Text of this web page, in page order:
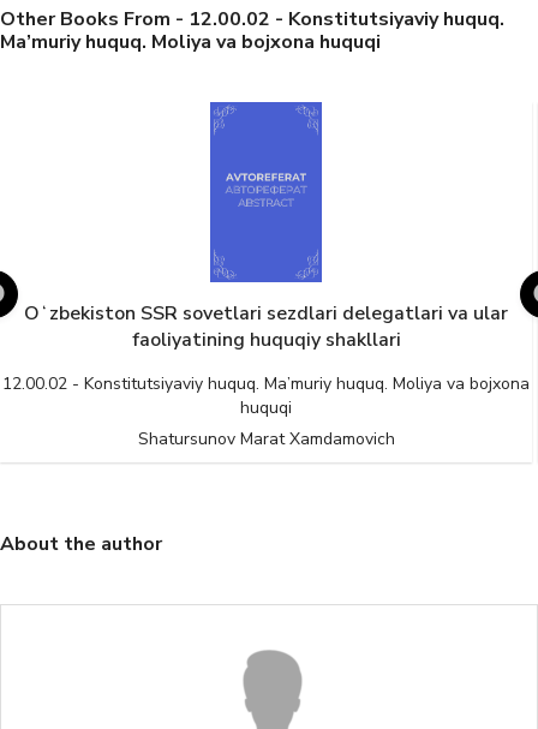
Other Books From - 12.00.02 - Konstitutsiyaviy huquq.
Ma’muriy huquq. Moliya va bojxona huquqi
Oʻzbekiston SSR sovetlari sezdlari delegatlari va ular
faoliyatining huquqiy shakllari
12.00.02 - Konstitutsiyaviy huquq. Ma’muriy huquq. Moliya va bojxona
huquqi
Shatursunov Marat Xamdamovich
About the author